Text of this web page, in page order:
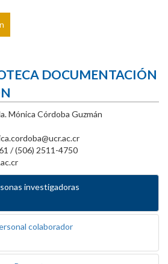
DOCUMENTACIÓN
Mónica Córdoba Guzmán
/ (506) 2511-4750
investigadoras
colaborador